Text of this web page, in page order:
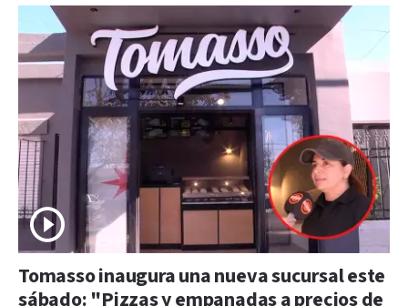
Tomasso inaugura una nueva sucursal este
sábado: "Pizzas y empanadas a precios de